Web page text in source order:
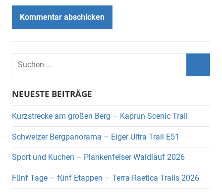
Suchen
NEUESTE BEITRÄGE
Kurzstrecke am großen Berg – Kaprun Scenic Trail
Schweizer Bergpanorama – Eiger Ultra Trail E51
Sport und Kuchen – Plankenfelser Waldlauf 2026
Fünf Tage – fünf Etappen – Terra Raetica Trails 2026